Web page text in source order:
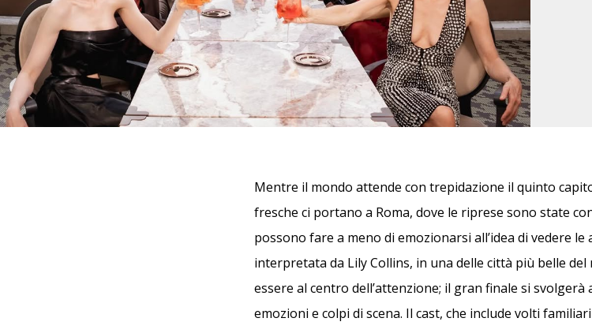
Mentre il mondo attende con trepidazione il quinto
fresche ci portano a Roma, dove le riprese sono state
possono fare a meno di emozionarsi all’idea di vedere le
interpretata da Lily Collins, in una delle città più belle del
essere al centro dell’attenzione; il gran finale si
emozioni e colpi di scena. Il cast, che include volti